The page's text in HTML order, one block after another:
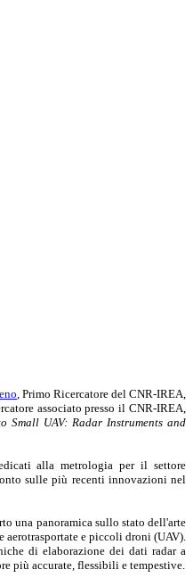
, Primo Ricercatore del CNR-IREA,
associato presso il CNR-IREA,
Small UAV: Radar Instruments and
alla metrologia per il settore
sulle più recenti innovazioni nel
una panoramica sullo stato dell'arte
aerotrasportate e piccoli droni (UAV).
di elaborazione dei dati radar a
più accurate, flessibili e tempestive.